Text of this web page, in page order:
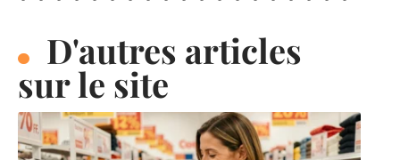
D'autres articles
sur le site